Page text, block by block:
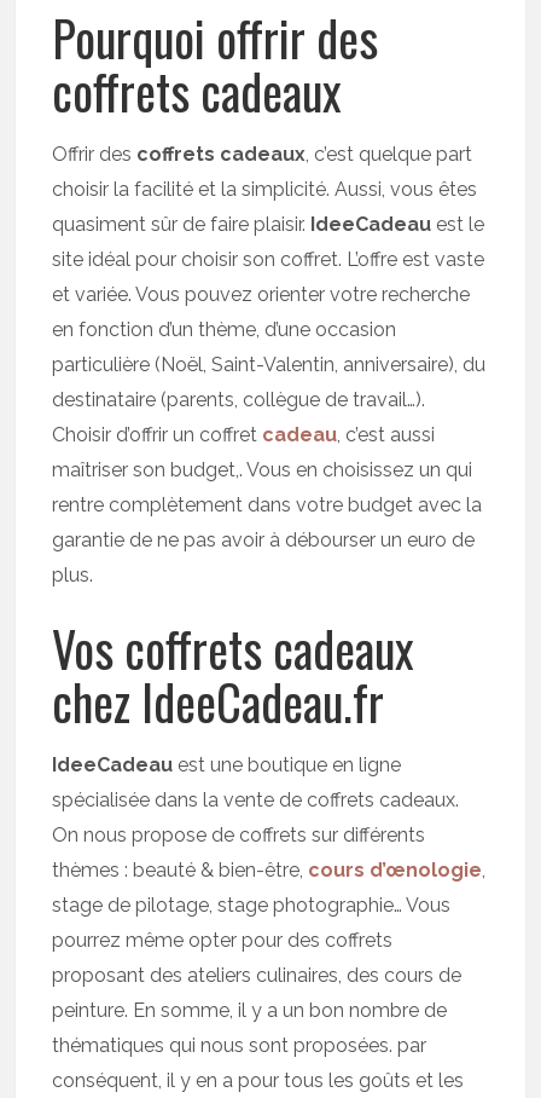
Pourquoi offrir des
coffrets cadeaux
Offrir des coffrets cadeaux, c’est quelque part
choisir la facilité et la simplicité. Aussi, vous êtes
quasiment sûr de faire plaisir. IdeeCadeau est le
site idéal pour choisir son coffret. L’offre est vaste
et variée. Vous pouvez orienter votre recherche
en fonction d’un thème, d’une occasion
particulière (Noël, Saint-Valentin, anniversaire), du
destinataire (parents, collègue de travail…).
Choisir d’offrir un coffret cadeau, c’est aussi
maîtriser son budget,. Vous en choisissez un qui
rentre complètement dans votre budget avec la
garantie de ne pas avoir à débourser un euro de
plus.
Vos coffrets cadeaux
chez IdeeCadeau.fr
IdeeCadeau est une boutique en ligne
spécialisée dans la vente de coffrets cadeaux.
On nous propose de coffrets sur différents
thèmes : beauté & bien-être, cours d’œnologie,
stage de pilotage, stage photographie… Vous
pourrez même opter pour des coffrets
proposant des ateliers culinaires, des cours de
peinture. En somme, il y a un bon nombre de
thématiques qui nous sont proposées. par
conséquent, il y en a pour tous les goûts et les